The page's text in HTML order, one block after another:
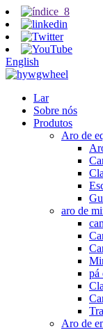
English
Lar
Sobre nós
Produtos
Aro de
aro de
pá
Aro de